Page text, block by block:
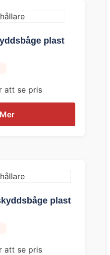
plast
att se pris
plast
att se pris